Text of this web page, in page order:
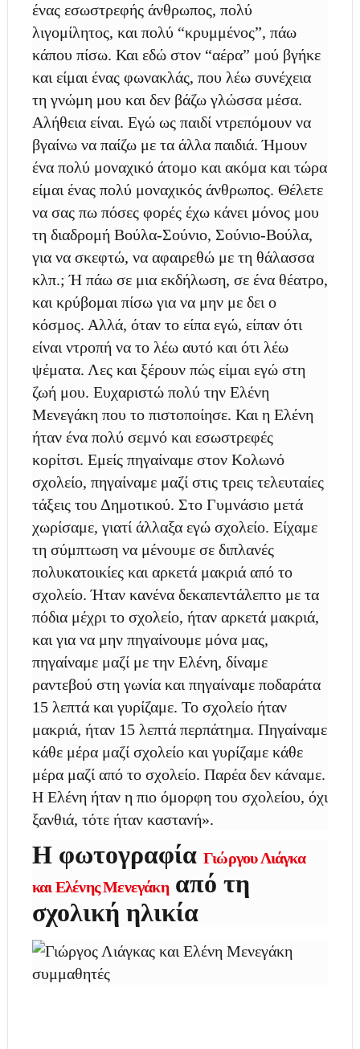
ένας εσωστρεφής άνθρωπος, πολύ
λιγομίλητος, και πολύ “κρυμμένος”, πάω
κάπου πίσω. Και εδώ στον “αέρα” μού βγήκε
και είμαι ένας φωνακλάς, που λέω συνέχεια
τη γνώμη μου και δεν βάζω γλώσσα μέσα.
Αλήθεια είναι. Εγώ ως παιδί ντρεπόμουν να
βγαίνω να παίζω με τα άλλα παιδιά. Ήμουν
ένα πολύ μοναχικό άτομο και ακόμα και τώρα
είμαι ένας πολύ μοναχικός άνθρωπος. Θέλετε
να σας πω πόσες φορές έχω κάνει μόνος μου
τη διαδρομή Βούλα-Σούνιο, Σούνιο-Βούλα,
για να σκεφτώ, να αφαιρεθώ με τη θάλασσα
κλπ.; Ή πάω σε μια εκδήλωση, σε ένα θέατρο,
και κρύβομαι πίσω για να μην με δει ο
κόσμος. Αλλά, όταν το είπα εγώ, είπαν ότι
είναι ντροπή να το λέω αυτό και ότι λέω
ψέματα. Λες και ξέρουν πώς είμαι εγώ στη
ζωή μου. Ευχαριστώ πολύ την Ελένη
Μενεγάκη που το πιστοποίησε. Και η Ελένη
ήταν ένα πολύ σεμνό και εσωστρεφές
κορίτσι. Εμείς πηγαίναμε στον Κολωνό
σχολείο, πηγαίναμε μαζί στις τρεις τελευταίες
τάξεις του Δημοτικού. Στο Γυμνάσιο μετά
χωρίσαμε, γιατί άλλαξα εγώ σχολείο. Είχαμε
τη σύμπτωση να μένουμε σε διπλανές
πολυκατοικίες και αρκετά μακριά από το
σχολείο. Ήταν κανένα δεκαπεντάλεπτο με τα
πόδια μέχρι το σχολείο, ήταν αρκετά μακριά,
και για να μην πηγαίνουμε μόνα μας,
πηγαίναμε μαζί με την Ελένη, δίναμε
ραντεβού στη γωνία και πηγαίναμε ποδαράτα
15 λεπτά και γυρίζαμε. Το σχολείο ήταν
μακριά, ήταν 15 λεπτά περπάτημα. Πηγαίναμε
κάθε μέρα μαζί σχολείο και γυρίζαμε κάθε
μέρα μαζί από το σχολείο. Παρέα δεν κάναμε.
Η Ελένη ήταν η πιο όμορφη του σχολείου, όχι
ξανθιά, τότε ήταν καστανή».
Η φωτογραφία Γιώργου Λιάγκα
και Ελένης Μενεγάκηαπό τη
σχολική ηλικία